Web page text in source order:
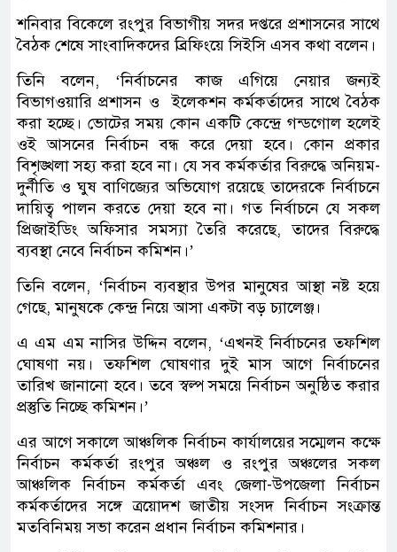
শনিবার বিকেলে রংপুর বিভাগীয় সদর দপ্তরে প্রশাসনের সাথে
বৈঠক শেষে সাংবাদিকদের ব্রিফিংয়ে সিইসি এসব কথা বলেন।
তিনি বলেন, ‘নির্বাচনের কাজ এগিয়ে নেয়ার জন্যই
বিভাগওয়ারি প্রশাসন ও ইলেকশন কর্মকর্তাদের সাথে বৈঠক
করা হচ্ছে। ভোটের সময় কোন একটি কেন্দ্রে গন্ডগোল হলেই
ওই আসনের নির্বাচন বন্ধ করে দেয়া হবে। কোন প্রকার
বিশৃঙ্খলা সহ্য করা হবে না। যে সব কর্মকর্তার বিরুদ্ধে অনিয়ম-
দুর্নীতি ও ঘুষ বাণিজ্যের অভিযোগ রয়েছে তাদেরকে নির্বাচনে
দায়িত্ব পালন করতে দেয়া হবে না। গত নির্বাচনে যে সকল
প্রিজাইডিং অফিসার সমস্যা তৈরি করেছে, তাদের বিরুদ্ধে
ব্যবস্থা নেবে নির্বাচন কমিশন।’
তিনি বলেন, ‘নির্বাচন ব্যবস্থার উপর মানুষের আস্থা নষ্ট হয়ে
গেছে, মানুষকে কেন্দ্র নিয়ে আসা একটা বড় চ্যালেঞ্জ।
এ এম এম নাসির উদ্দিন বলেন, ‘এখনই নির্বাচনের তফশিল
ঘোষণা নয়। তফশিল ঘোষণার দুই মাস আগে নির্বাচনের
তারিখ জানানো হবে। তবে স্বল্প সময়ে নির্বাচন অনুষ্ঠিত করার
প্রস্তুতি নিচ্ছে কমিশন।’
এর আগে সকালে আঞ্চলিক নির্বাচন কার্যালয়ের সম্মেলন কক্ষে
নির্বাচন কর্মকর্তা রংপুর অঞ্চল ও রংপুর অঞ্চলের সকল
আঞ্চলিক নির্বাচন কর্মকর্তা এবং জেলা-উপজেলা নির্বাচন
কর্মকর্তাদের সঙ্গে ত্রয়োদশ জাতীয় সংসদ নির্বাচন সংক্রান্ত
মতবিনিময় সভা করেন প্রধান নির্বাচন কমিশনার।